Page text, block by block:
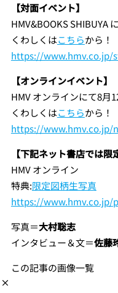
【対面イベント】
HMV&BOOKS SHIBUYA
くわしくはこちらから！
https://www.hmv.co.jp/
【オンラインイベント】
HMV オンラインにて8月
くわしくはこちらから！
https://www.hmv.co.jp/
【下記ネット書店では限
HMV オンライン
特典:限定図柄生写真
https://www.hmv.co.jp/
写真＝大村聡志
インタビュー＆文＝佐藤
この記事の画像一覧